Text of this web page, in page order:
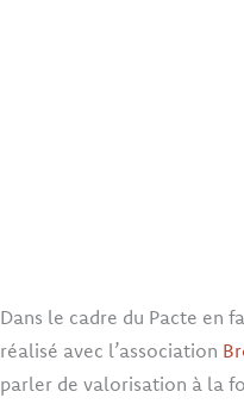
Dans le cadre du Pacte en
réalisé avec l’association
parler de valorisation à la